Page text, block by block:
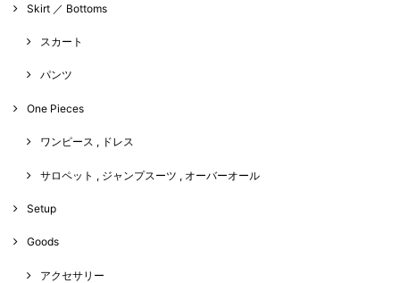
Skirt ／ Bottoms
スカート
パンツ
One Pieces
ワンピース , ドレス
サロペット , ジャンプスーツ , オーバーオール
Setup
Goods
アクセサリー